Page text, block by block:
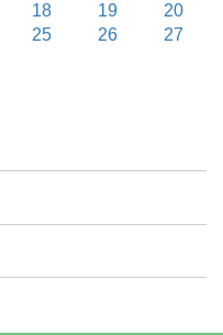
18 19
20
25 26
27